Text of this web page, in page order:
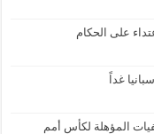
على الحكام
غداً
المؤهلة لكأس أمم